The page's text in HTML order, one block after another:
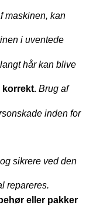
maskinen, kan
i uventede
hår kan blive
korrekt. Brug af
inden for
sikrere ved den
repareres.
eller pakker